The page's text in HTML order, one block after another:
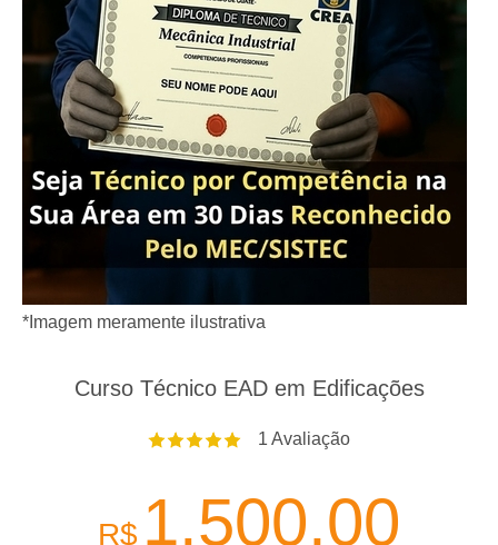
*Imagem meramente ilustrativa
Curso Técnico EAD em Edificações
1 Avaliação
R$ 1.500,00